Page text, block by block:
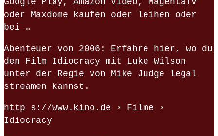
oder Maxdome kaufen oder leihen oder
bei …
Abenteuer von 2006: Erfahre hier, wo du
den Film Idiocracy mit Luke Wilson
unter der Regie von Mike Judge legal
streamen kannst.
http s://www.kino.de › Filme ›
Idiocracy